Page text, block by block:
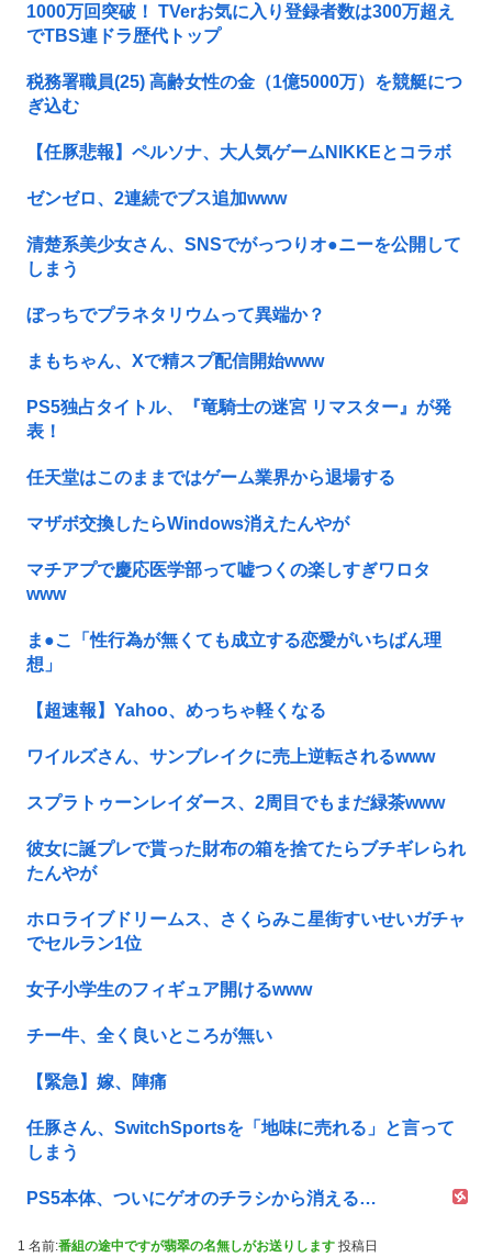
1000万回突破！ TVerお気に入り登録者数は300万超え
でTBS連ドラ歴代トップ
税務署職員(25) 高齢女性の金（1億5000万）を競艇につ
ぎ込む
【任豚悲報】ペルソナ、大人気ゲームNIKKEとコラボ
ゼンゼロ、2連続でブス追加www
清楚系美少女さん、SNSでがっつりオ●ニーを公開して
しまう
ぼっちでプラネタリウムって異端か？
まもちゃん、Xで精スプ配信開始www
PS5独占タイトル、『竜騎士の迷宮 リマスター』が発
表！
任天堂はこのままではゲーム業界から退場する
マザボ交換したらWindows消えたんやが
マチアプで慶応医学部って嘘つくの楽しすぎワロタ
www
ま●こ「性行為が無くても成立する恋愛がいちばん理
想」
【超速報】Yahoo、めっちゃ軽くなる
ワイルズさん、サンブレイクに売上逆転されるwww
スプラトゥーンレイダース、2周目でもまだ緑茶www
彼女に誕プレで貰った財布の箱を捨てたらブチギレられ
たんやが
ホロライブドリームス、さくらみこ星街すいせいガチャ
でセルラン1位
女子小学生のフィギュア開けるwww
チー牛、全く良いところが無い
【緊急】嫁、陣痛
任豚さん、SwitchSportsを「地味に売れる」と言って
しまう
PS5本体、ついにゲオのチラシから消える…
1 名前:番組の途中ですが翡翠の名無しがお送りします 投稿日